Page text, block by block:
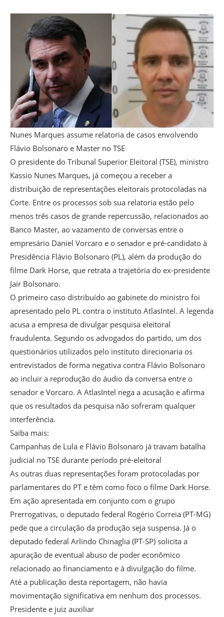
Nunes Marques assume relatoria de casos envolvendo
Flávio Bolsonaro e Master no TSE
O presidente do Tribunal Superior Eleitoral (TSE), ministro
Kassio Nunes Marques, já começou a receber a
distribuição de representações eleitorais protocoladas na
Corte. Entre os processos sob sua relatoria estão pelo
menos três casos de grande repercussão, relacionados ao
Banco Master, ao vazamento de conversas entre o
empresário Daniel Vorcaro e o senador e pré-candidato à
Presidência Flávio Bolsonaro (PL), além da produção do
filme Dark Horse, que retrata a trajetória do ex-presidente
Jair Bolsonaro.
O primeiro caso distribuído ao gabinete do ministro foi
apresentado pelo PL contra o instituto AtlasIntel. A legenda
acusa a empresa de divulgar pesquisa eleitoral
fraudulenta. Segundo os advogados do partido, um dos
questionários utilizados pelo instituto direcionaria os
entrevistados de forma negativa contra Flávio Bolsonaro
ao incluir a reprodução do áudio da conversa entre o
senador e Vorcaro. A AtlasIntel nega a acusação e afirma
que os resultados da pesquisa não sofreram qualquer
interferência.
Saiba mais:
Campanhas de Lula e Flávio Bolsonaro já travam batalha
judicial no TSE durante período pré-eleitoral
As outras duas representações foram protocoladas por
parlamentares do PT e têm como foco o filme Dark Horse.
Em ação apresentada em conjunto com o grupo
Prerrogativas, o deputado federal Rogério Correia (PT-MG)
pede que a circulação da produção seja suspensa. Já o
deputado federal Arlindo Chinaglia (PT-SP) solicita a
apuração de eventual abuso de poder econômico
relacionado ao financiamento e à divulgação do filme.
Até a publicação desta reportagem, não havia
movimentação significativa em nenhum dos processos.
Presidente e juiz auxiliar